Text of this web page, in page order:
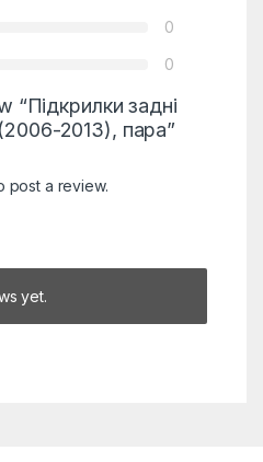
0
0
“Підкрилки задні
2013), пара”
post a review.
yet.